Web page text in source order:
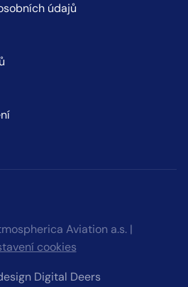
údajů
Aviation a.s. |
cookies
Digital Deers